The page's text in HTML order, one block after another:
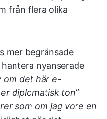
från flera olika
mer begränsade
nyanserade
om det här e-
diplomatisk ton”
som om jag vore en